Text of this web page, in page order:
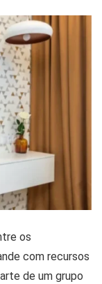
os
com recursos
de um grupo